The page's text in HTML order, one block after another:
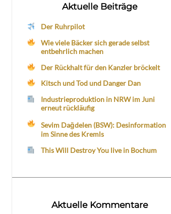
Aktuelle Beiträge
Der Ruhrpilot
Wie viele Bäcker sich gerade selbst
entbehrlich machen
Der Rückhalt für den Kanzler bröckelt
Kitsch und Tod und Danger Dan
Industrieproduktion in NRW im Juni
erneut rückläufig
Sevim Dağdelen (BSW): Desinformation
im Sinne des Kremls
This Will Destroy You live in Bochum
Aktuelle Kommentare